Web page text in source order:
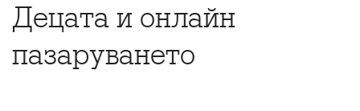
Децата и онлайн
пазаруването